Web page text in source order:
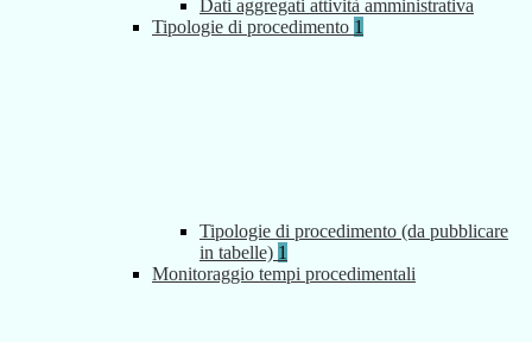
Dati aggregati attività amministrativa
Tipologie di procedimento 1
Tipologie di procedimento (da pubblicare
in tabelle) 1
Monitoraggio tempi procedimentali